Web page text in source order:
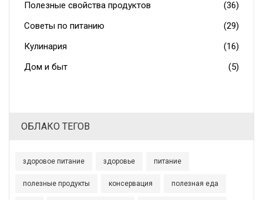
Полезные свойства продуктов
(36)
Советы по питанию
(29)
Кулинария
(16)
Дом и быт
(5)
ОБЛАКО ТЕГОВ
здоровое питание здоровье питание
полезные продукты консервация полезная еда